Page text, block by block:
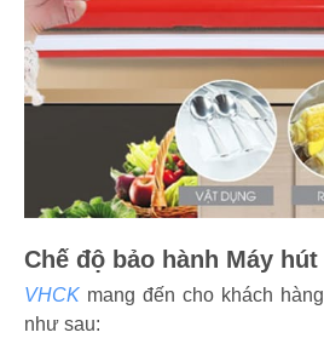
Chế độ bảo hành Máy
VHCK mang đến cho khách
như sau: